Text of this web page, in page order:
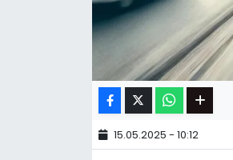
15.05.2025 - 10:12